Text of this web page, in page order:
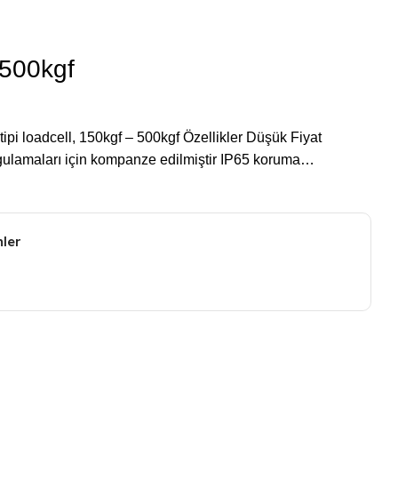
loadcell, 150kgf – 500kgf Özellikler Düşük Fiyat
için kompanze edilmiştir IP65 koruma…